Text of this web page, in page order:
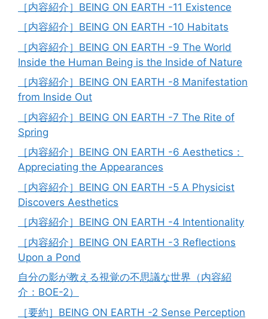
［内容紹介］BEING ON EARTH -11 Existence
［内容紹介］BEING ON EARTH -10 Habitats
［内容紹介］BEING ON EARTH -9 The World
Inside the Human Being is the Inside of Nature
［内容紹介］BEING ON EARTH -8 Manifestation
from Inside Out
［内容紹介］BEING ON EARTH -7 The Rite of
Spring
［内容紹介］BEING ON EARTH -6 Aesthetics：
Appreciating the Appearances
［内容紹介］BEING ON EARTH -5 A Physicist
Discovers Aesthetics
［内容紹介］BEING ON EARTH -4 Intentionality
［内容紹介］BEING ON EARTH -3 Reflections
Upon a Pond
自分の影が教える視覚の不思議な世界（内容紹
介：BOE-2）
［要約］BEING ON EARTH -2 Sense Perception